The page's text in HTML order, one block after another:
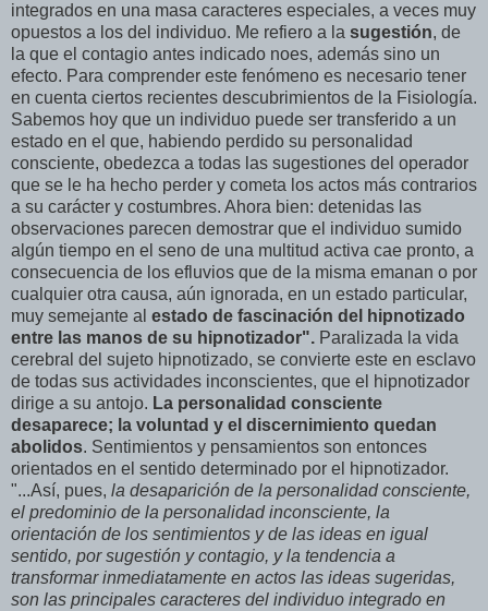
integrados en una masa caracteres especiales, a veces muy
opuestos a los del individuo. Me refiero a la sugestión, de
la que el contagio antes indicado noes, además sino un
efecto. Para comprender este fenómeno es necesario tener
en cuenta ciertos recientes descubrimientos de la Fisiología.
Sabemos hoy que un individuo puede ser transferido a un
estado en el que, habiendo perdido su personalidad
consciente, obedezca a todas las sugestiones del operador
que se le ha hecho perder y cometa los actos más contrarios
a su carácter y costumbres. Ahora bien: detenidas las
observaciones parecen demostrar que el individuo sumido
algún tiempo en el seno de una multitud activa cae pronto, a
consecuencia de los efluvios que de la misma emanan o por
cualquier otra causa, aún ignorada, en un estado particular,
muy semejante al estado de fascinación del hipnotizado
entre las manos de su hipnotizador". Paralizada la vida
cerebral del sujeto hipnotizado, se convierte este en esclavo
de todas sus actividades inconscientes, que el hipnotizador
dirige a su antojo. La personalidad consciente
desaparece; la voluntad y el discernimiento quedan
abolidos. Sentimientos y pensamientos son entonces
orientados en el sentido determinado por el hipnotizador.
"...Así, pues, la desaparición de la personalidad consciente,
el predominio de la personalidad inconsciente, la
orientación de los sentimientos y de las ideas en igual
sentido, por sugestión y contagio, y la tendencia a
transformar inmediatamente en actos las ideas sugeridas,
son las principales caracteres del individuo integrado en